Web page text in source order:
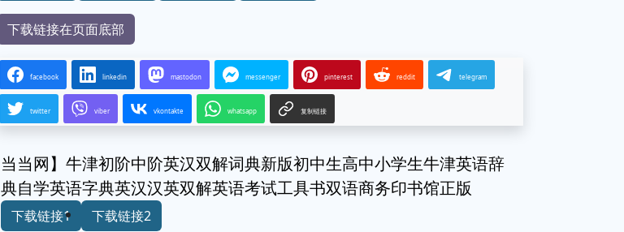
下载链接在页面底部
facebook linkedin mastodon messenger pinterest reddit telegram
twitter viber vkontakte whatsapp 复制链接
当当网】牛津初阶中阶英汉双解词典新版初中生高中小学生牛津英语辞
典自学英语字典英汉汉英双解英语考试工具书双语商务印书馆正版
下载链接1 下载链接2